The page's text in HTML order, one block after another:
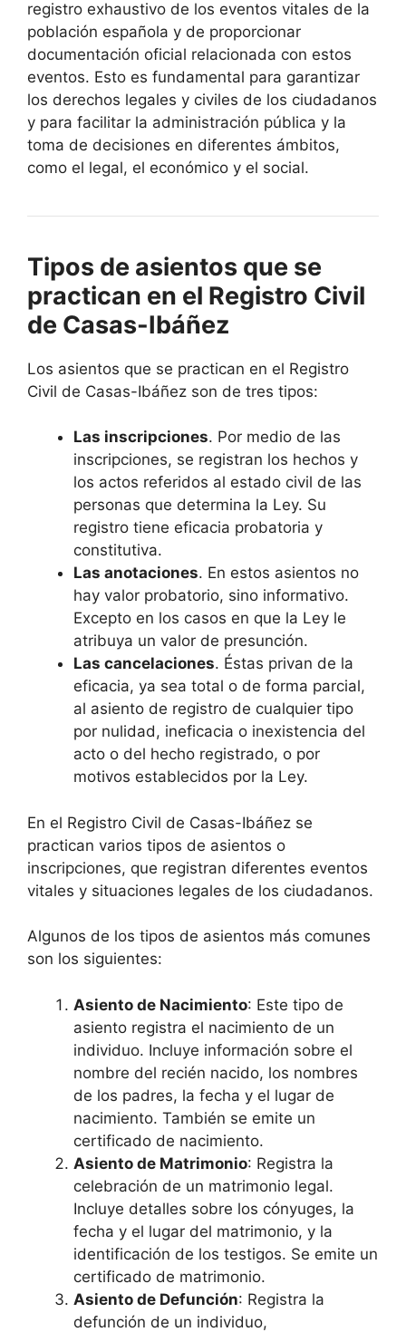
registro exhaustivo de los eventos vitales de la
población española y de proporcionar
documentación oficial relacionada con estos
eventos. Esto es fundamental para garantizar
los derechos legales y civiles de los ciudadanos
y para facilitar la administración pública y la
toma de decisiones en diferentes ámbitos,
como el legal, el económico y el social.
Tipos de asientos que se
practican en el Registro Civil
de Casas-Ibáñez
Los asientos que se practican en el Registro
Civil de Casas-Ibáñez son de tres tipos:
Las inscripciones. Por medio de las
inscripciones, se registran los hechos y
los actos referidos al estado civil de las
personas que determina la Ley. Su
registro tiene eficacia probatoria y
constitutiva.
Las anotaciones. En estos asientos no
hay valor probatorio, sino informativo.
Excepto en los casos en que la Ley le
atribuya un valor de presunción.
Las cancelaciones. Éstas privan de la
eficacia, ya sea total o de forma parcial,
al asiento de registro de cualquier tipo
por nulidad, ineficacia o inexistencia del
acto o del hecho registrado, o por
motivos establecidos por la Ley.
En el Registro Civil de Casas-Ibáñez se
practican varios tipos de asientos o
inscripciones, que registran diferentes eventos
vitales y situaciones legales de los ciudadanos.
Algunos de los tipos de asientos más comunes
son los siguientes:
Asiento de Nacimiento: Este tipo de
asiento registra el nacimiento de un
individuo. Incluye información sobre el
nombre del recién nacido, los nombres
de los padres, la fecha y el lugar de
nacimiento. También se emite un
certificado de nacimiento.
Asiento de Matrimonio: Registra la
celebración de un matrimonio legal.
Incluye detalles sobre los cónyuges, la
fecha y el lugar del matrimonio, y la
identificación de los testigos. Se emite un
certificado de matrimonio.
Asiento de Defunción: Registra la
defunción de un individuo,